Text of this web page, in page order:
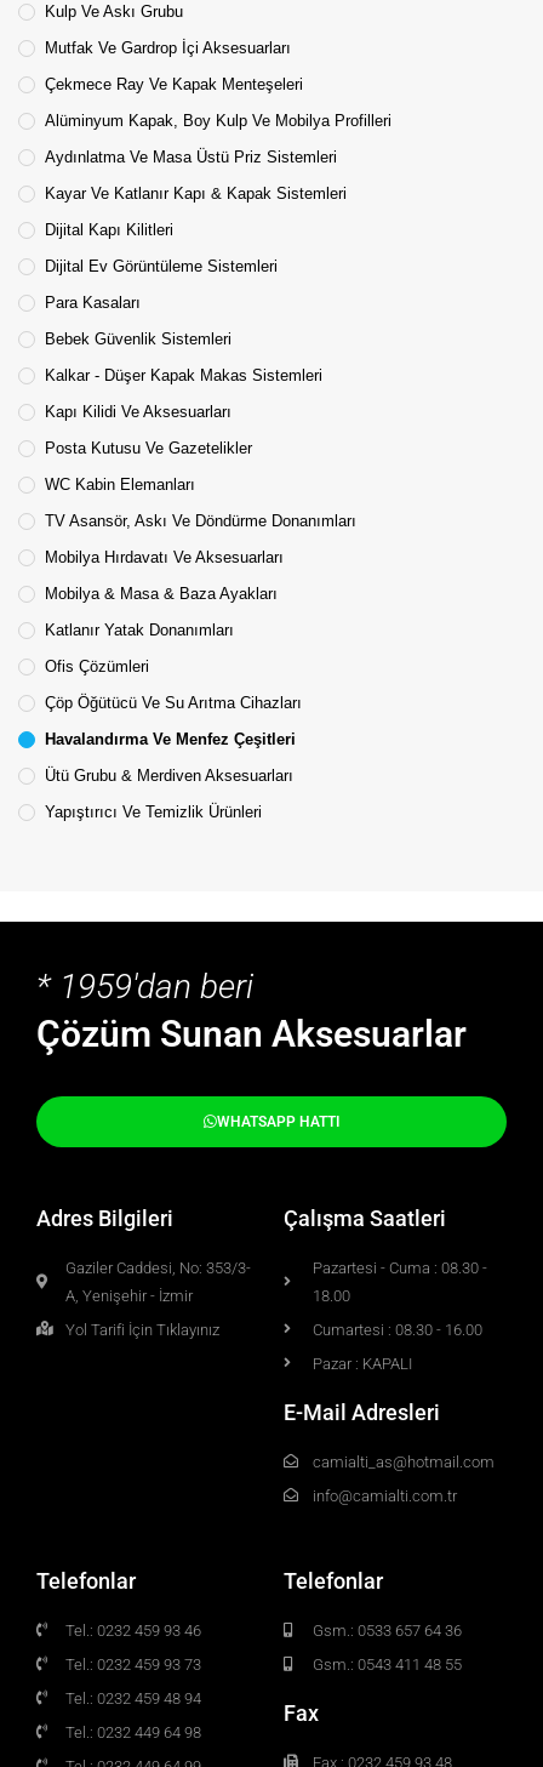
Kulp Ve Askı Grubu
Mutfak Ve Gardrop İçi Aksesuarları
Çekmece Ray Ve Kapak Menteşeleri
Alüminyum Kapak, Boy Kulp Ve Mobilya Profilleri
Aydınlatma Ve Masa Üstü Priz Sistemleri
Kayar Ve Katlanır Kapı & Kapak Sistemleri
Dijital Kapı Kilitleri
Dijital Ev Görüntüleme Sistemleri
Para Kasaları
Bebek Güvenlik Sistemleri
Kalkar - Düşer Kapak Makas Sistemleri
Kapı Kilidi Ve Aksesuarları
Posta Kutusu Ve Gazetelikler
WC Kabin Elemanları
TV Asansör, Askı Ve Döndürme Donanımları
Mobilya Hırdavatı Ve Aksesuarları
Mobilya & Masa & Baza Ayakları
Katlanır Yatak Donanımları
Ofis Çözümleri
Çöp Öğütücü Ve Su Arıtma Cihazları
Havalandırma Ve Menfez Çeşitleri
Ütü Grubu & Merdiven Aksesuarları
Yapıştırıcı Ve Temizlik Ürünleri
* 1959'dan beri
Çözüm Sunan Aksesuarlar
WHATSAPP HATTI
Adres Bilgileri
Gaziler Caddesi, No: 353/3-
A, Yenişehir - İzmir
Yol Tarifi İçin Tıklayınız
Çalışma Saatleri
Pazartesi - Cuma : 08.30 -
18.00
Cumartesi : 08.30 - 16.00
Pazar : KAPALI
E-Mail Adresleri
camialti_as@hotmail.com
info@camialti.com.tr
Telefonlar
Tel.: 0232 459 93 46
Tel.: 0232 459 93 73
Tel.: 0232 459 48 94
Tel.: 0232 449 64 98
Telefonlar
Gsm.: 0533 657 64 36
Gsm.: 0543 411 48 55
Fax
Fax.: 0232 459 93 48